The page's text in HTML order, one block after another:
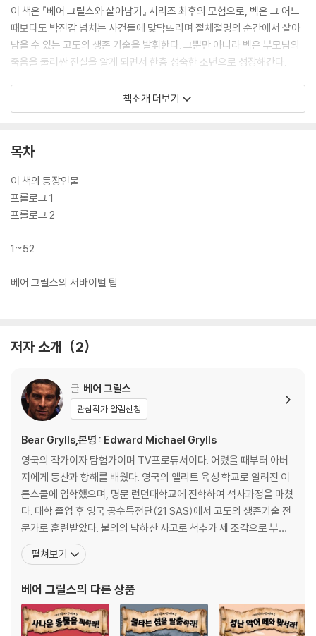
이 책은 『베어 그릴스와 살아남기』 시리즈 최후의 모험으로, 벡은 그 어느
때보다도 박진감 넘치는 사건들에 맞닥뜨리며 절체절명의 순간에서 살아
남을 수 있는 고도의 생존 기술을 발휘한다. 그뿐만 아니라 벡은 부모님의
죽음을 둘러싼 진실을 알게 되면서 한층 성숙한 소년으로 성장해간다.
이번 이야기에서 벡은 거대 기업 루모스를 파괴할 수 있는 열쇠를 얻으려
고 히말라야에 당도한다. 하지만 히말라야 절벽을 로프에 의지해 오르내리
입는다. 한편 루모스의 추격도 이어지는데……. 물러설 곳 없는 두 소년은
정 끝에 부모님의 죽음에 관한 진실과 루모스를 파괴할 방법이 숨겨져 있
다! 과연 벡은 죽을 고비를 넘기고 히말라야 탈출에 성공할 수 있을까?
갖 위기를 헤쳐 나가야 한다. 생동감 넘치는 묘사를 통해 읽는 내내 현장에
책소개 더보기
목차
이 책의 등장인물
프롤로그 1
프롤로그 2
1~52
베어 그릴스의 서바이벌 팁
저자 소개 2
글 베어 그릴스
관심작가 알림신청
Bear Grylls,본명 : Edward Michael Grylls
영국의 작가이자 탐험가이며 TV프로듀서이다. 어렸을 때부터 아버
지에게 등산과 항해를 배웠다. 영국의 엘리트 육성 학교로 알려진 이
튼스쿨에 입학했으며, 명문 런던대학교에 진학하여 석사과정을 마쳤
다. 대학 졸업 후 영국 공수특전단(21 SAS)에서 고도의 생존기술 전
문가로 훈련받았다. 불의의 낙하산 사고로 척추가 세 조각으로 부러
지면서 의가사제대를 한 그는 기적적으로 몸이 회복되자마자 2년 만
에 세계 최연소 에베레스트 정복으로 기네스북에 이름을 올렸다. 그
을 누비며 아무도 시도해보지 않은 획기적인 탐험을 성공적으로
펼쳐보기
베어 그릴스의 다른 상품